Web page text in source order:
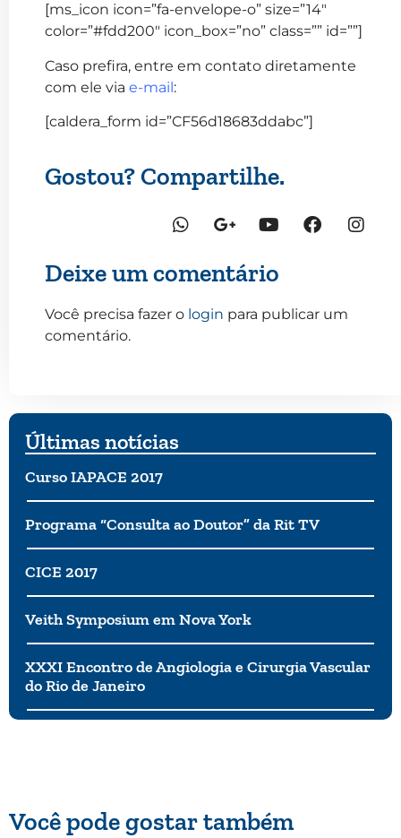
[ms_icon icon=”fa-envelope-o” size=”14″
color=”#fdd200″ icon_box=”no” class=”” id=””]
Caso prefira, entre em contato diretamente
com ele via e-mail:
[caldera_form id=”CF56d18683ddabc”]
Gostou? Compartilhe.
Deixe um comentário
Você precisa fazer o login para publicar um
comentário.
Últimas notícias
Curso IAPACE 2017
Programa “Consulta ao Doutor” da Rit TV
CICE 2017
Veith Symposium em Nova York
XXXI Encontro de Angiologia e Cirurgia Vascular
do Rio de Janeiro
Você pode gostar também